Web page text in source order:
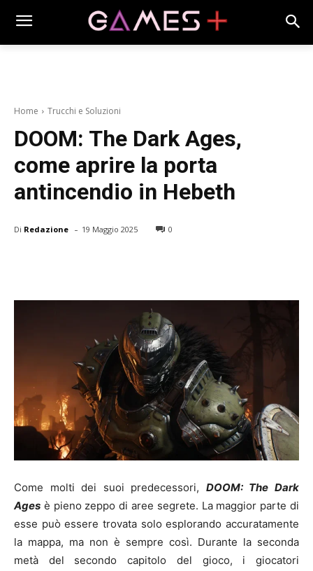
Home Trucchi e Soluzioni
DOOM: The Dark Ages,
come aprire la porta
antincendio in Hebeth
Di Redazione - 19 Maggio 2025 0
Come molti dei suoi predecessori, DOOM: The Dark
Ages è pieno zeppo di aree segrete. La maggior parte di
esse può essere trovata solo esplorando accuratamente
la mappa, ma non è sempre così. Durante la seconda
metà del secondo capitolo del gioco, i giocatori